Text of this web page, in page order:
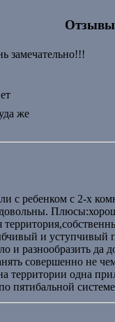
Отзывы
замечательно!!!
же
с ребенком с 2-х
и уступчивый
и разнообразить да
совершенно не
территории одна
пятибальной